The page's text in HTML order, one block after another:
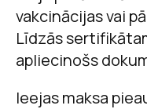
vakcinācijas vai
Līdzās
apliecinošs
Ieejas maksa